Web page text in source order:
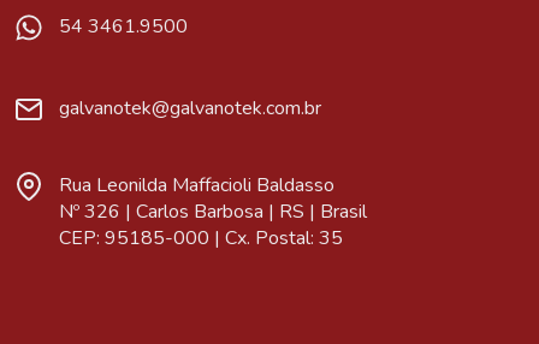
54 3461.9500
galvanotek@galvanotek.com.br
Rua Leonilda Maffacioli Baldasso
Nº 326 | Carlos Barbosa | RS | Brasil
CEP: 95185-000 | Cx. Postal: 35